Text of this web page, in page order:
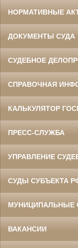
НОРМАТИВНЫЕ
ДОКУМЕНТЫ СУДА
СУДЕБНОЕ
СПРАВОЧНАЯ
КАЛЬКУЛЯТОР
ПРЕСС-СЛУЖБА
УПРАВЛЕНИЕ
СУДЫ СУБЪЕКТА
МУНИЦИПАЛЬНЫЕ
ВАКАНСИИ